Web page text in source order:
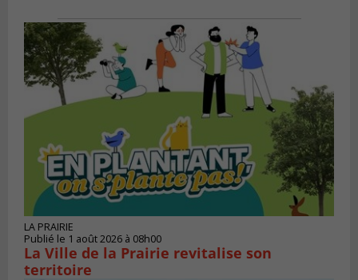
LA PRAIRIE
Publié le 1 août 2026 à 08h00
La Ville de la Prairie revitalise son
territoire